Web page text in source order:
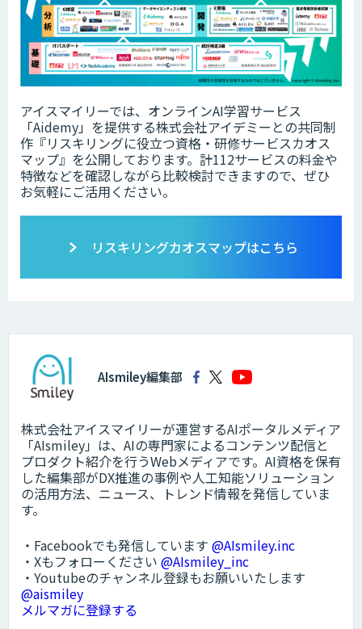
アイスマイリーでは、オンラインAI学習サービス
「Aidemy」を提供する株式会社アイデミーとの共同制
作『リスキリングに役立つ資格・研修サービスカオス
マップ』を公開しております。計112サービスの料金や
特徴などを確認しながら比較検討できますので、ぜひ
お気軽にご活用ください。
リスキリングカオスマップはこちら
AIsmiley編集部
株式会社アイスマイリーが運営するAIポータルメディア
「AIsmiley」は、AIの専門家によるコンテンツ配信と
プロダクト紹介を行うWebメディアです。AI資格を保有
した編集部がDX推進の事例や人工知能ソリューション
の活用方法、ニュース、トレンド情報を発信していま
す。
・Facebookでも発信しています @AIsmiley.inc
・Xもフォローください @AIsmiley_inc
・Youtubeのチャンネル登録もお願いいたします
@aismiley
メルマガに登録する